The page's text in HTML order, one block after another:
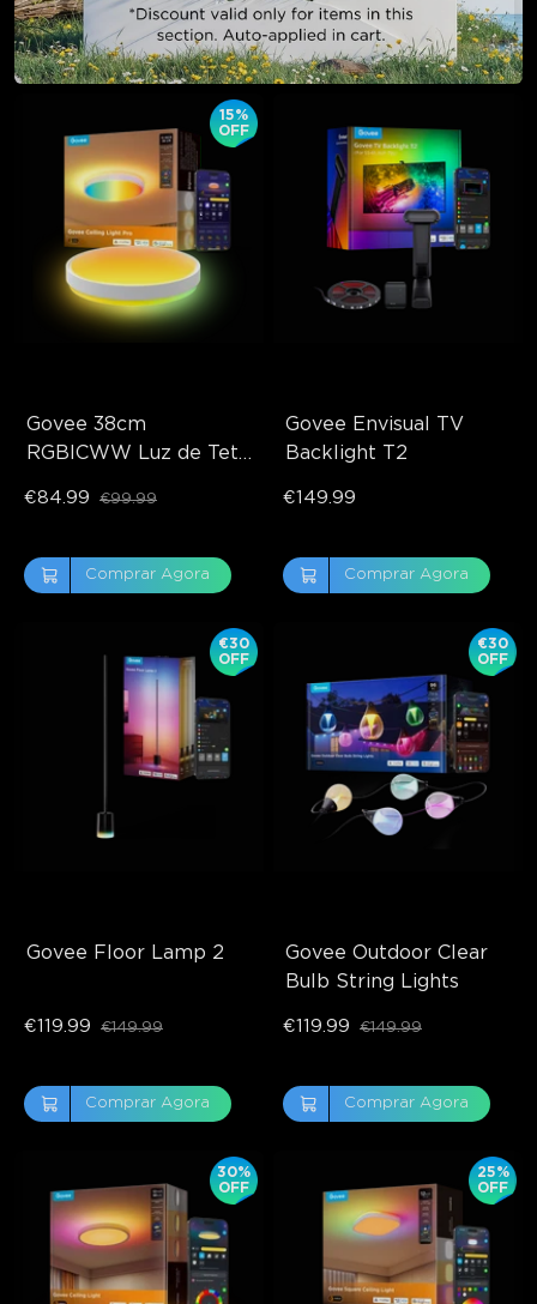
Govee 38cm
RGBICWW Luz de Teto
15%
OFF
€84.99 €99.99
Comprar Agora
Govee Envisual TV
Backlight T2
€149.99
Comprar Agora
Govee Floor Lamp 2
€30
OFF
€119.99 €149.99
Comprar Agora
Govee Outdoor Clear
Bulb String Lights
€30
OFF
€119.99 €149.99
Comprar Agora
30%
OFF
25%
OFF